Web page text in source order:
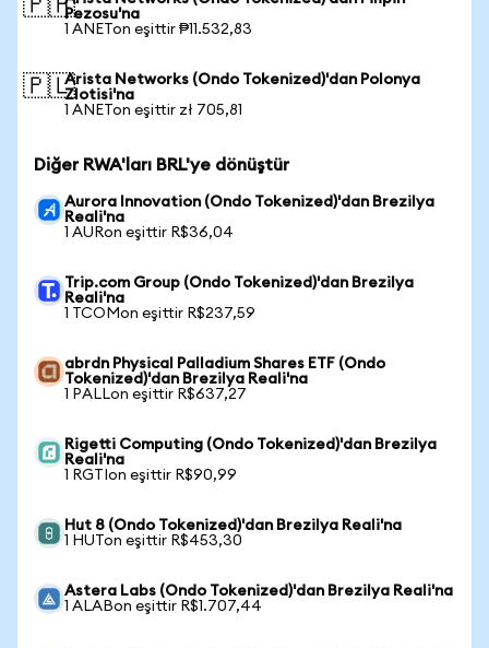
🇵🇭Pezosu'na
1 ANETon eşittir ₱11.532,83
🇵🇱Arista Networks (Ondo Tokenized)'dan Polonya
Zlotisi'na
1 ANETon eşittir zł 705,81
Diğer RWA'ları BRL'ye dönüştür
Aurora Innovation (Ondo Tokenized)'dan Brezilya
Reali'na
1 AURon eşittir R$36,04
Trip.com Group (Ondo Tokenized)'dan Brezilya
Reali'na
1 TCOMon eşittir R$237,59
abrdn Physical Palladium Shares ETF (Ondo
Tokenized)'dan Brezilya Reali'na
1 PALLon eşittir R$637,27
Rigetti Computing (Ondo Tokenized)'dan Brezilya
Reali'na
1 RGTIon eşittir R$90,99
Hut 8 (Ondo Tokenized)'dan Brezilya Reali'na
1 HUTon eşittir R$453,30
Astera Labs (Ondo Tokenized)'dan Brezilya Reali'na
1 ALABon eşittir R$1.707,44